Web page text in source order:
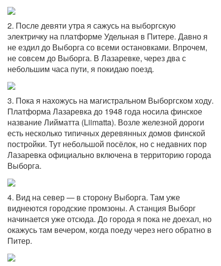
2. После девяти утра я сажусь на выборгскую
электричку на платформе Удельная в Питере. Давно я
не ездил до Выборга со всеми остановками. Впрочем,
не совсем до Выборга. В Лазаревке, через два с
небольшим часа пути, я покидаю поезд.
3. Пока я нахожусь на магистральном Выборгском ходу.
Платформа Лазаревка до 1948 года носила финское
название Лийматта (Liimatta). Возле железной дороги
есть несколько типичных деревянных домов финской
постройки. Тут небольшой посёлок, но с недавних пор
Лазаревка официально включена в территорию города
Выборга.
4. Вид на север — в сторону Выборга. Там уже
виднеются городские промзоны. А станция Выборг
начинается уже отсюда. До города я пока не доехал, но
окажусь там вечером, когда поеду через него обратно в
Питер.